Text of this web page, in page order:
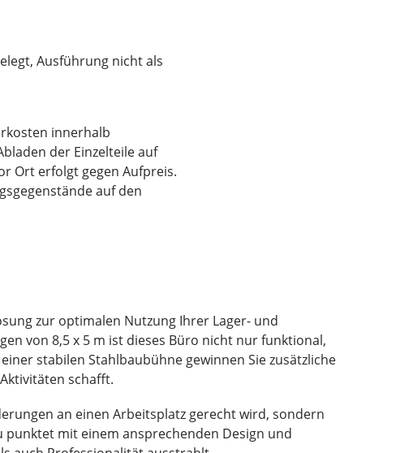
Ausführung nicht als
innerhalb
der Einzelteile auf
Ort erfolgt gegen Aufpreis.
auf den
zur optimalen Nutzung Ihrer Lager- und
von 8,5 x 5 m ist dieses Büro nicht nur funktional,
stabilen Stahlbaubühne gewinnen Sie zusätzliche
schafft.
an einen Arbeitsplatz gerecht wird, sondern
punktet mit einem ansprechenden Design und